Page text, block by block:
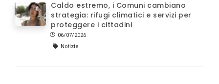
Caldo estremo, i Comuni cambiano
strategia: rifugi climatici e servizi per
proteggere i cittadini
06/07/2026
Notizie